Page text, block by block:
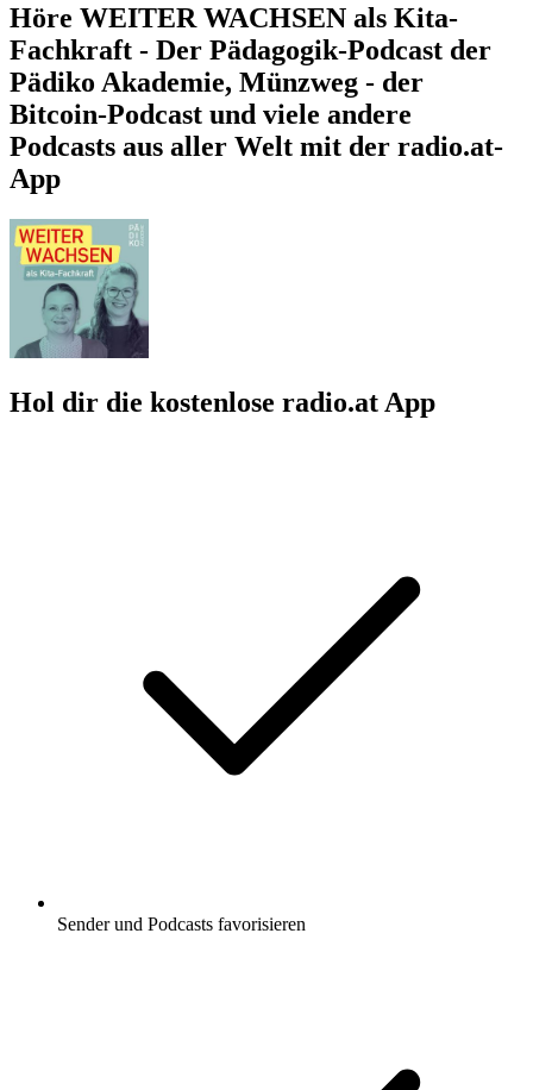
Höre WEITER WACHSEN als Kita-
Fachkraft - Der Pädagogik-Podcast der
Pädiko Akademie, Münzweg - der
Bitcoin-Podcast und viele andere
Podcasts aus aller Welt mit der radio.at-
App
Hol dir die kostenlose radio.at App
Sender und Podcasts favorisieren